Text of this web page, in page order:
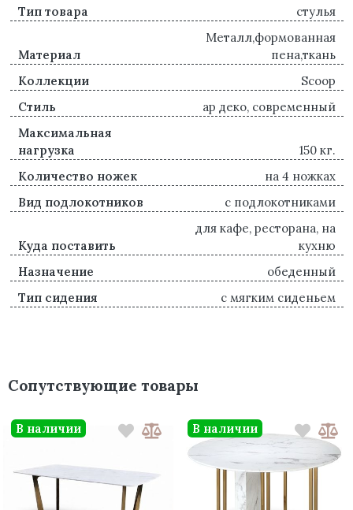
Тип товара
стулья
Материал
Металл,формованная
пена,ткань
Коллекции
Scoop
Стиль
ар деко, современный
Максимальная
нагрузка
150 кг.
Количество ножек
на 4 ножках
Вид подлокотников
с подлокотниками
Куда поставить
для кафе, ресторана, на
кухню
Назначение
обеденный
Тип сидения
с мягким сиденьем
Сопутствующие товары
В наличии В наличии